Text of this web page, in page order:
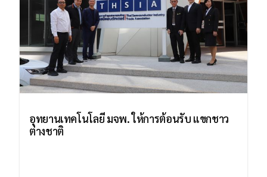
อุทยานเทคโนโลยี มจพ. ให้การต้อนรับ แขกชาว
ต่างชาติ